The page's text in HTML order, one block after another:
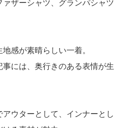
ァザーシャツ、グランパシャツ
感が素晴らしい一着。
には、奥行きのある表情が生
ウターとして、インナーとし